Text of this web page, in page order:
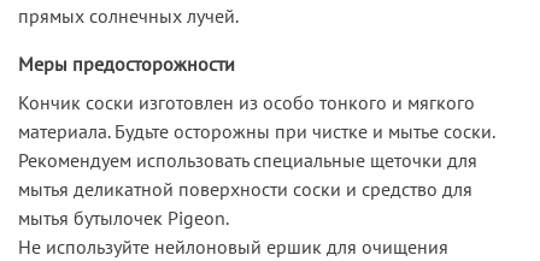
прямых солнечных лучей.
Меры предосторожности
Кончик соски изготовлен из особо тонкого и мягкого
материала. Будьте осторожны при чистке и мытье соски.
Рекомендуем использовать специальные щеточки для
мытья деликатной поверхности соски и средство для
мытья бутылочек Pigeon.
Не используйте нейлоновый ершик для очищения